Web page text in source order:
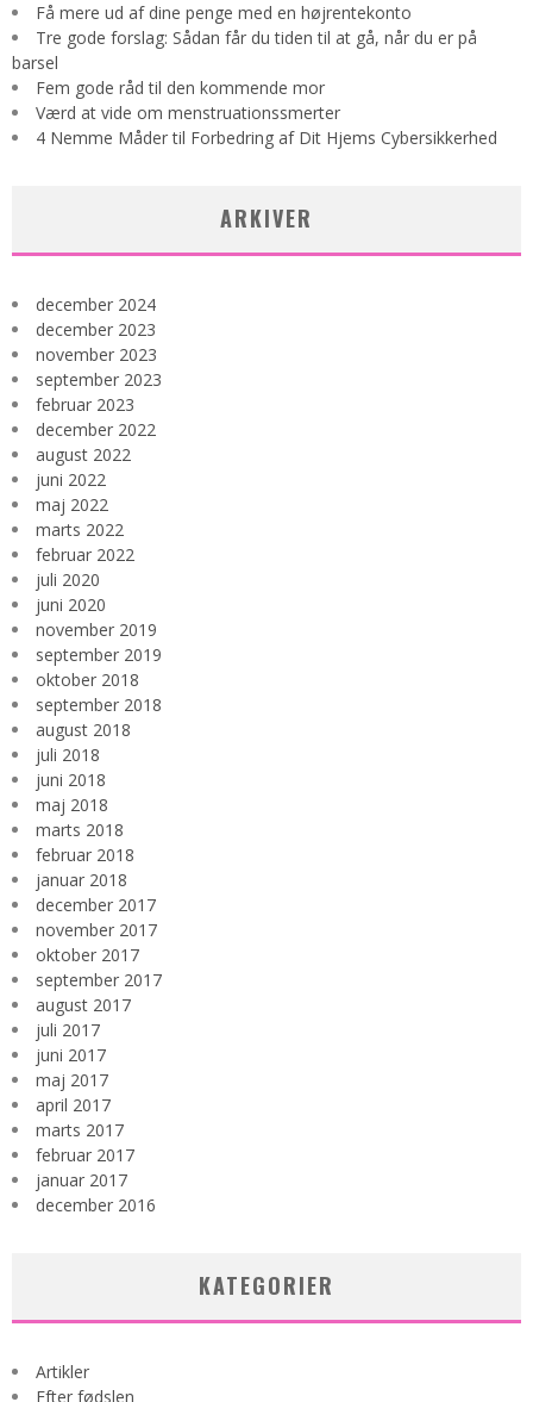
Få mere ud af dine penge med en højrentekonto
Tre gode forslag: Sådan får du tiden til at gå, når du er på
barsel
Fem gode råd til den kommende mor
Værd at vide om menstruationssmerter
4 Nemme Måder til Forbedring af Dit Hjems Cybersikkerhed
ARKIVER
december 2024
december 2023
november 2023
september 2023
februar 2023
december 2022
august 2022
juni 2022
maj 2022
marts 2022
februar 2022
juli 2020
juni 2020
november 2019
september 2019
oktober 2018
september 2018
august 2018
juli 2018
juni 2018
maj 2018
marts 2018
februar 2018
januar 2018
december 2017
november 2017
oktober 2017
september 2017
august 2017
juli 2017
juni 2017
maj 2017
april 2017
marts 2017
februar 2017
januar 2017
december 2016
KATEGORIER
Artikler
Efter fødslen